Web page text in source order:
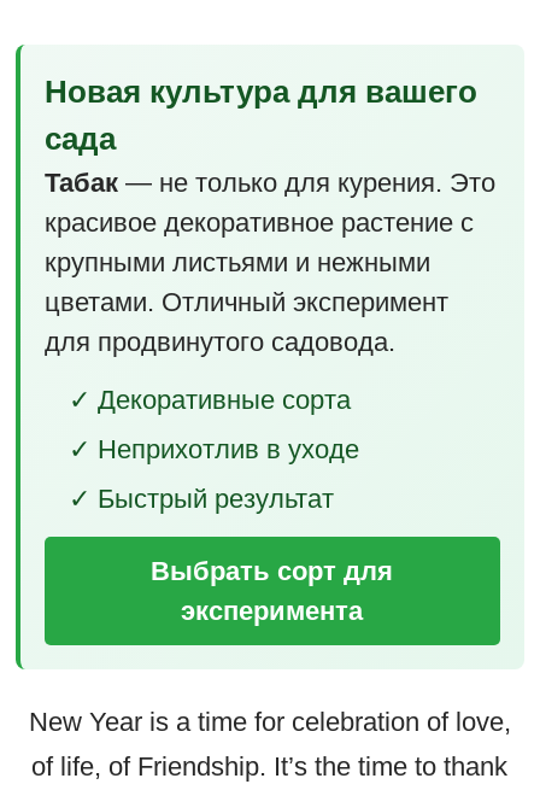
Новая культура для вашего
сада
Табак— не только для курения. Это
красивое декоративное растение с
крупными листьями и нежными
цветами. Отличный эксперимент
для продвинутого садовода.
✓ Декоративные сорта
✓ Неприхотлив в уходе
✓ Быстрый результат
Выбрать сорт для
эксперимента
New Year is a time for celebration of love,
of life, of Friendship. It’s the time to thank